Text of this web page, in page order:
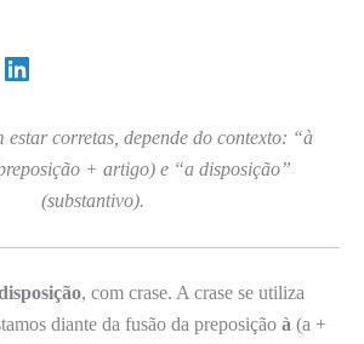
estar corretas, depende do contexto: “à
+ artigo) e “a disposição”
(substantivo).
, com crase. A crase se utiliza
diante da fusão da preposição à (a +